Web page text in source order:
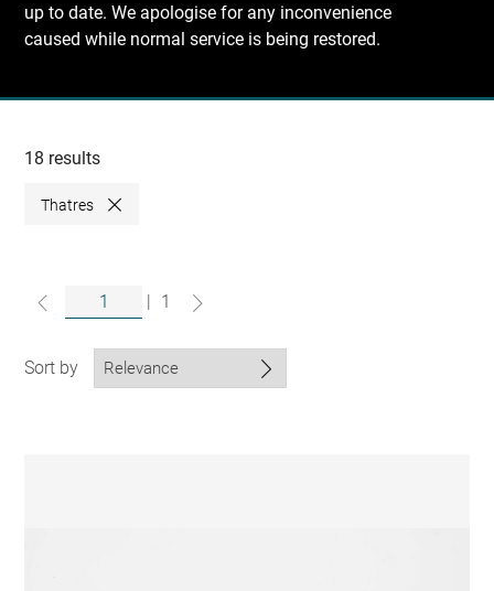
up to date. We apologise for any inconvenience
caused while normal service is being restored.
Recherche
collections
18 results
Thatres Close
1
Sort by